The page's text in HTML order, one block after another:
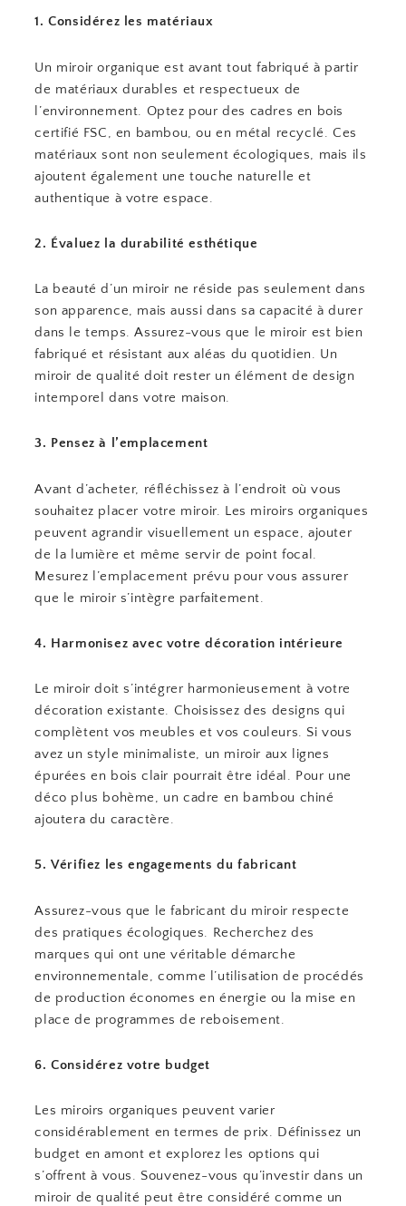
1. Considérez les matériaux
Un miroir organique est avant tout fabriqué à partir
de matériaux durables et respectueux de
l’environnement. Optez pour des cadres en bois
certifié FSC, en bambou, ou en métal recyclé. Ces
matériaux sont non seulement écologiques, mais ils
ajoutent également une touche naturelle et
authentique à votre espace.
2. Évaluez la durabilité esthétique
La beauté d’un miroir ne réside pas seulement dans
son apparence, mais aussi dans sa capacité à durer
dans le temps. Assurez-vous que le miroir est bien
fabriqué et résistant aux aléas du quotidien. Un
miroir de qualité doit rester un élément de design
intemporel dans votre maison.
3. Pensez à l’emplacement
Avant d’acheter, réfléchissez à l’endroit où vous
souhaitez placer votre miroir. Les miroirs organiques
peuvent agrandir visuellement un espace, ajouter
de la lumière et même servir de point focal.
Mesurez l’emplacement prévu pour vous assurer
que le miroir s’intègre parfaitement.
4. Harmonisez avec votre décoration intérieure
Le miroir doit s’intégrer harmonieusement à votre
décoration existante. Choisissez des designs qui
complètent vos meubles et vos couleurs. Si vous
avez un style minimaliste, un miroir aux lignes
épurées en bois clair pourrait être idéal. Pour une
déco plus bohème, un cadre en bambou chiné
ajoutera du caractère.
5. Vérifiez les engagements du fabricant
Assurez-vous que le fabricant du miroir respecte
des pratiques écologiques. Recherchez des
marques qui ont une véritable démarche
environnementale, comme l’utilisation de procédés
de production économes en énergie ou la mise en
place de programmes de reboisement.
6. Considérez votre budget
Les miroirs organiques peuvent varier
considérablement en termes de prix. Définissez un
budget en amont et explorez les options qui
s’offrent à vous. Souvenez-vous qu’investir dans un
miroir de qualité peut être considéré comme un